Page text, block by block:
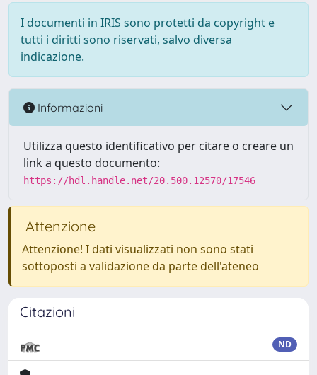
I documenti in IRIS sono protetti da copyright e
tutti i diritti sono riservati, salvo diversa
indicazione.
Informazioni
Utilizza questo identificativo per citare o creare un
link a questo documento:
https://hdl.handle.net/20.500.12570/17546
Attenzione
Attenzione! I dati visualizzati non sono stati
sottoposti a validazione da parte dell'ateneo
Citazioni
ND